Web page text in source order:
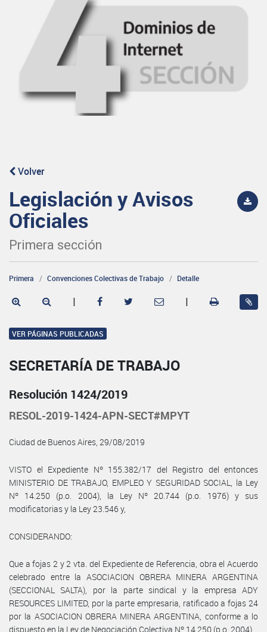
Volver
Legislación y Avisos
Oficiales
Primera sección
Primera Convenciones Colectivas de Trabajo Detalle
| |
VER PÁGINAS PUBLICADAS
SECRETARÍA DE TRABAJO
Resolución 1424/2019
RESOL-2019-1424-APN-SECT#MPYT
Ciudad de Buenos Aires, 29/08/2019
VISTO el Expediente Nº 155.382/17 del Registro del entonces
MINISTERIO DE TRABAJO, EMPLEO Y SEGURIDAD SOCIAL, la Ley
Nº 14.250 (p.o. 2004), la Ley Nº 20.744 (p.o. 1976) y sus
modificatorias y la Ley 23.546 y,
CONSIDERANDO:
Que a fojas 2 y 2 vta. del Expediente de Referencia, obra el Acuerdo
celebrado entre la ASOCIACION OBRERA MINERA ARGENTINA
(SECCIONAL SALTA), por la parte sindical y la empresa ADY
RESOURCES LIMITED, por la parte empresaria, ratificado a fojas 24
por la ASOCIACION OBRERA MINERA ARGENTINA, conforme a lo
dispuesto en la Ley de Negociación Colectiva Nº 14.250 (p.o. 2004).